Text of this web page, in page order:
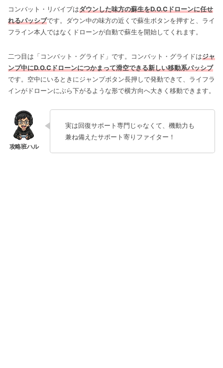
コンバット・リバイブはダウンした味方の蘇生をD.O.Cドローンに任せ
れるパッシブです。ダウン中の味方の近くで蘇生ボタンを押すと、ライ
フライン本人ではなくドローンが自動で蘇生を開始してくれます。
二つ目は「コンバット・グライド」です。コンバット・グライドはジャ
ンプ中にD.O.Cドローンにつかまって滑空できる新しい移動系パッシブ
です。空中にいるときにジャンプボタン長押しで発動できて、ライフラ
インがドローンにぶら下がるような形で横方向へ大きく移動できます。
実は回復サポート専門じゃなくて、機動力も
兼ね備えたサポート寄りファイター！